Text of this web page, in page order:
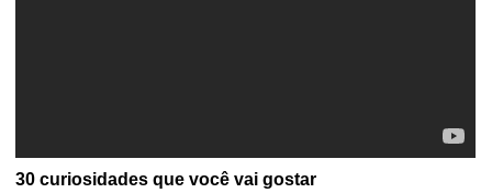
30 curiosidades que você vai gostar